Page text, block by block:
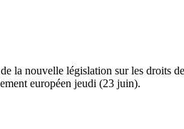
la nouvelle législation sur les droits
européen jeudi (23 juin).